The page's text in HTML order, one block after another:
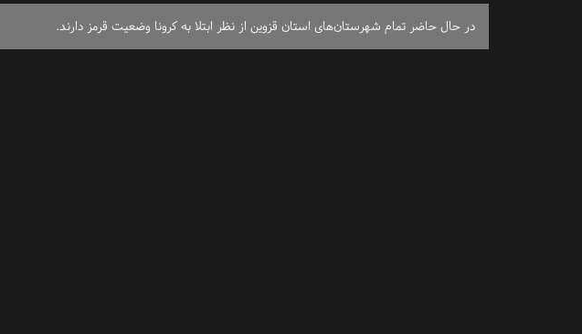
در حال حاضر تمام شهرستان‌های استان قزوین از نظر ابتلا به کرونا وضعیت قرمز دارند.